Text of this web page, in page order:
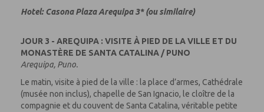
Hotel: Casona Plaza Arequipa 3* (ou similaire)
JOUR 3 - AREQUIPA : VISITE À PIED DE LA VILLE ET DU
MONASTÈRE DE SANTA CATALINA / PUNO
Arequipa, Puno.
Le matin, visite à pied de la ville : la place d’armes, Cathédrale
(musée non inclus), chapelle de San Ignacio, le cloître de la
compagnie et du couvent de Santa Catalina, véritable petite